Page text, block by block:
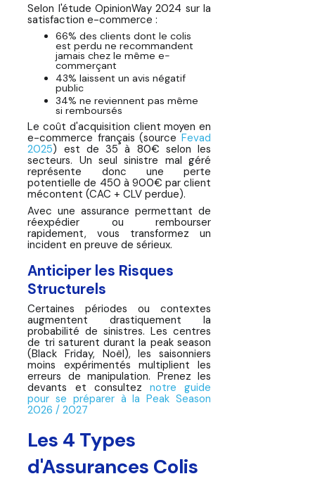
Selon l'étude OpinionWay 2024 sur la
satisfaction e-commerce :
66% des clients dont le colis
est perdu ne recommandent
jamais chez le même e-
commerçant
43% laissent un avis négatif
public
34% ne reviennent pas même
si remboursés
Le coût d'acquisition client moyen en
e-commerce français (source Fevad
2025) est de 35 à 80€ selon les
secteurs. Un seul sinistre mal géré
représente donc une perte
potentielle de 450 à 900€ par client
mécontent (CAC + CLV perdue).
Avec une assurance permettant de
réexpédier ou rembourser
rapidement, vous transformez un
incident en preuve de sérieux.
Anticiper les Risques
Structurels
Certaines périodes ou contextes
augmentent drastiquement la
probabilité de sinistres. Les centres
de tri saturent durant la peak season
(Black Friday, Noël), les saisonniers
moins expérimentés multiplient les
erreurs de manipulation. Prenez les
devants et consultez notre guide
pour se préparer à la Peak Season
2026 / 2027
Les 4 Types
d'Assurances Colis